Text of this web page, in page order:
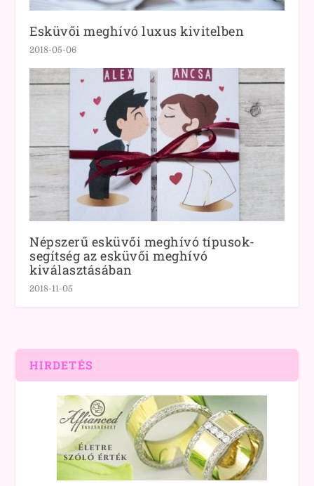
Esküvői meghívó luxus kivitelben
2018-05-06
Népszerű esküvői meghívó típusok-
segítség az esküvői meghívó
kiválasztásában
2018-11-05
HIRDETÉS